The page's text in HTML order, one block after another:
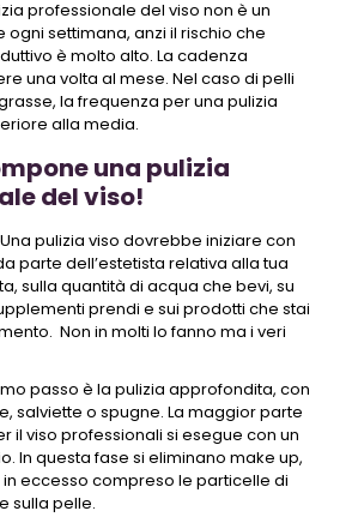
professionale del viso non è un
ogni settimana, anzi il rischio che
è molto alto. La cadenza
una volta al mese. Nel caso di pelli
la frequenza per una pulizia
alla media.
una pulizia
del viso!
Una pulizia viso dovrebbe iniziare con
parte dell’estetista relativa alla tua
sulla quantità di acqua che bevi, su
prendi e sui prodotti che stai
Non in molti lo fanno ma i veri
passo è la pulizia approfondita, con
salviette o spugne. La maggior parte
il viso professionali si esegue con un
In questa fase si eliminano make up,
eccesso compreso le particelle di
sulla pelle.